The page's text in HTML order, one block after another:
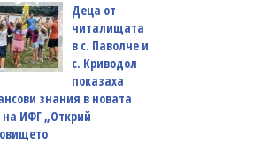
Деца от
читалищата
в с. Паволче и
с. Криводол
показаха
знания в новата
на ИФГ „Открий